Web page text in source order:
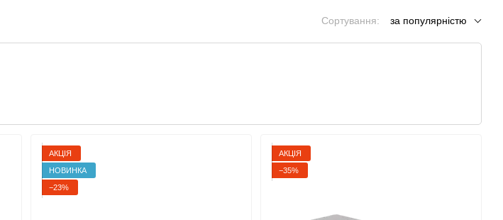
Сортування: за популярністю
АКЦІЯ
НОВИНКА
−23%
АКЦІЯ
−35%